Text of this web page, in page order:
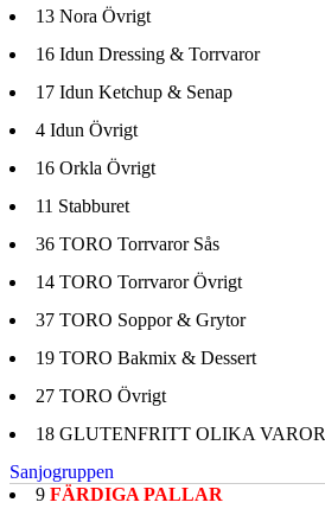
13 Nora Övrigt
16 Idun Dressing & Torrvaror
17 Idun Ketchup & Senap
4 Idun Övrigt
16 Orkla Övrigt
11 Stabburet
36 TORO Torrvaror Sås
14 TORO Torrvaror Övrigt
37 TORO Soppor & Grytor
19 TORO Bakmix & Dessert
27 TORO Övrigt
18 GLUTENFRITT OLIKA VAROR
Sanjogruppen
9 FÄRDIGA PALLAR